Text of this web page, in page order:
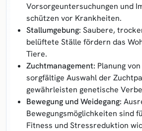
Vorsorgeuntersuchungen und
schützen vor Krankheiten.
Stallumgebung: Saubere,
belüftete Ställe fördern das
Tiere.
Zuchtmanagement: Planung
sorgfältige Auswahl der
gewährleisten genetische
Bewegung und Weidegang:
Bewegungsmöglichkeiten sind
Fitness und Stressreduktion